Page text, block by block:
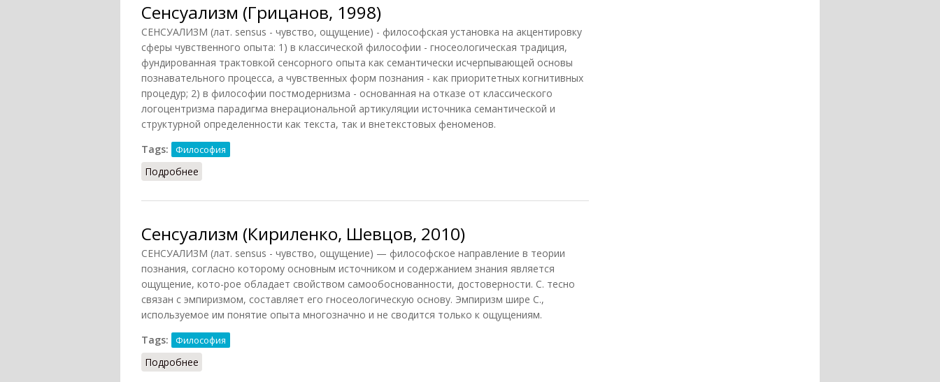
Сенсуализм (Грицанов, 1998)
СЕНСУАЛИЗМ (лат. sensus - чувство, ощущение) - философская установка на акцентировку
сферы чувственного опыта: 1) в классической философии - гносеологическая традиция,
фундированная трактовкой сенсорного опыта как семантически исчерпывающей основы
познавательного процесса, а чувственных форм познания - как приоритетных когнитивных
процедур; 2) в философии постмодернизма - основанная на отказе от классического
логоцентризма парадигма внерациональной артикуляции источника семантической и
структурной определенности как текста, так и внетекстовых феноменов.
Tags:
Философия
Подробнее
Сенсуализм (Кириленко, Шевцов, 2010)
СЕНСУАЛИЗМ (лат. sensus - чувство, ощущение) — философское направление в теории
познания, согласно которому основным источником и содержанием знания является
ощущение, кото-рое обладает свойством самообоснованности, достоверности. С. тесно
связан с эмпиризмом, составляет его гносеологическую основу. Эмпиризм шире С.,
используемое им понятие опыта многозначно и не сводится только к ощущениям.
Tags:
Философия
Подробнее